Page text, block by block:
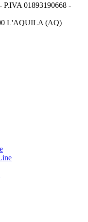
P.IVA 01893190668 -
L'AQUILA (AQ)